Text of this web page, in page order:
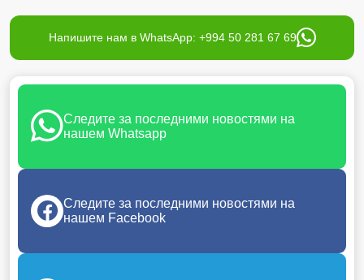
Напишите нам в WhatsApp: +994 50 281 67 69
Следите за последними новостями на
нашем Whatsapp
Следите за последними новостями на
нашем Facebook